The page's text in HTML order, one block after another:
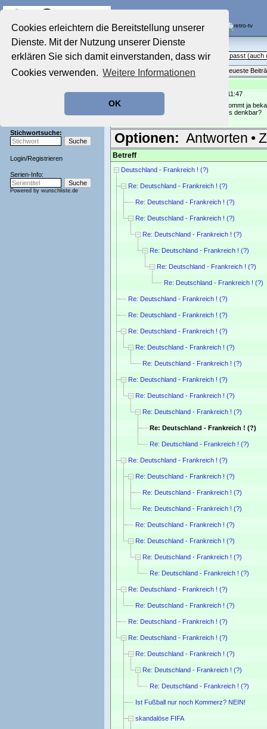
Cookies erleichtern die Bereitstellung unserer
Dienste. Mit der Nutzung unserer Dienste
erklären Sie sich damit einverstanden, dass wir
Cookies verwenden. Weitere Informationen
OK
Startseite
Aktuelles Forum
Film-Forum
Zeichentrick-Forum
Stichwortsuche:
Login/Registrieren
Serien-Info:
Powered by wunschliste.de
Sendeschluss!
Off Topic - Alles, was woanders nicht passt (auch
Themenübersicht • Neues Thema
Neueste
geschrieben von:
, 30.06.26 11:47
Da 2034 wieder ein Sieg ansteht, das kommt ja
ist da außer Klopp noch jemand anderes denkbar?
Optionen: Antworten •
Betreff
Deutschland - Frankreich ! (?)
Re: Deutschland - Frankreich ! (?)
Re: Deutschland - Frankreich ! (?)
Re: Deutschland - Frankreich ! (?)
Re: Deutschland - Frankreich ! (?)
Re: Deutschland - Frankreich ! (?)
Re: Deutschland - Frankreich ! (?)
Re: Deutschland - Frankreich ! (?)
Re: Deutschland - Frankreich ! (?)
Re: Deutschland - Frankreich ! (?)
Re: Deutschland - Frankreich ! (?)
Re: Deutschland - Frankreich ! (?)
Re: Deutschland - Frankreich ! (?)
Re: Deutschland - Frankreich ! (?)
Re: Deutschland - Frankreich ! (?)
Re: Deutschland - Frankreich ! (?)
Re: Deutschland - Frankreich ! (?)
Re: Deutschland - Frankreich ! (?)
Re: Deutschland - Frankreich ! (?)
Re: Deutschland - Frankreich ! (?)
Re: Deutschland - Frankreich ! (?)
Re: Deutschland - Frankreich ! (?)
Re: Deutschland - Frankreich ! (?)
Re: Deutschland - Frankreich ! (?)
Re: Deutschland - Frankreich ! (?)
Re: Deutschland - Frankreich ! (?)
Re: Deutschland - Frankreich ! (?)
Re: Deutschland - Frankreich ! (?)
Re: Deutschland - Frankreich ! (?)
Re: Deutschland - Frankreich ! (?)
Re: Deutschland - Frankreich ! (?)
Re: Deutschland - Frankreich ! (?)
Re: Deutschland - Frankreich ! (?)
Ist Fußball nur noch Kommerz? NEIN!
skandalöse FIFA